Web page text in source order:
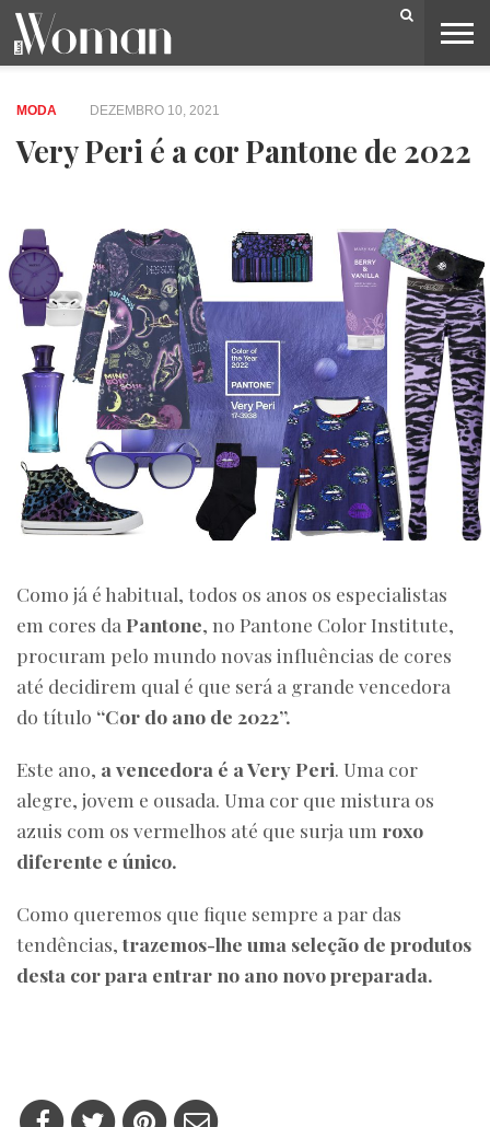
BELEZA
CAPA
LIFESTYLE
MODA
OPINIÃO
PESSOAS
SOCIEDADE
VIDEOS
MODA DEZEMBRO 10, 2021
Very Peri é a cor Pantone de 2022
Como já é habitual, todos os anos os especialistas
em cores da Pantone, no Pantone Color Institute,
procuram pelo mundo novas influências de cores
até decidirem qual é que será a grande vencedora
do título “Cor do ano de 2022”.
Este ano, a vencedora é a Very Peri. Uma cor
alegre, jovem e ousada. Uma cor que mistura os
azuis com os vermelhos até que surja um roxo
diferente e único.
Como queremos que fique sempre a par das
tendências,trazemos-lhe uma seleção de produtos
desta cor para entrar no ano novo preparada.